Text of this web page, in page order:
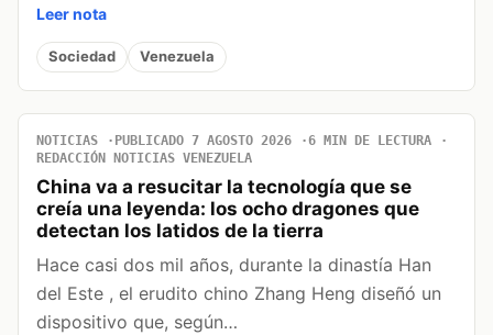
Leer nota
Sociedad Venezuela
NOTICIAS PUBLICADO 7 AGOSTO 2026
6 MIN DE LECTURA
REDACCIÓN NOTICIAS VENEZUELA
China va a resucitar la tecnología que se
creía una leyenda: los ocho dragones que
detectan los latidos de la tierra
Hace casi dos mil años, durante la dinastía Han
del Este , el erudito chino Zhang Heng diseñó un
dispositivo que, según…